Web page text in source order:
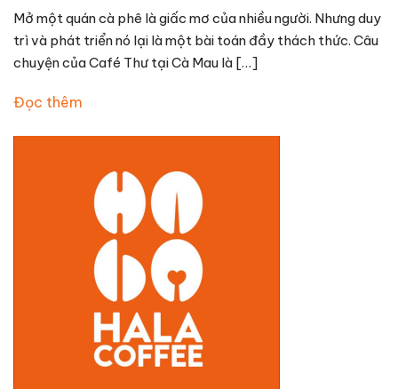
Mở một quán cà phê là giấc mơ của nhiều người. Nhưng duy
trì và phát triển nó lại là một bài toán đầy thách thức. Câu
chuyện của Café Thư tại Cà Mau là […]
Đọc thêm